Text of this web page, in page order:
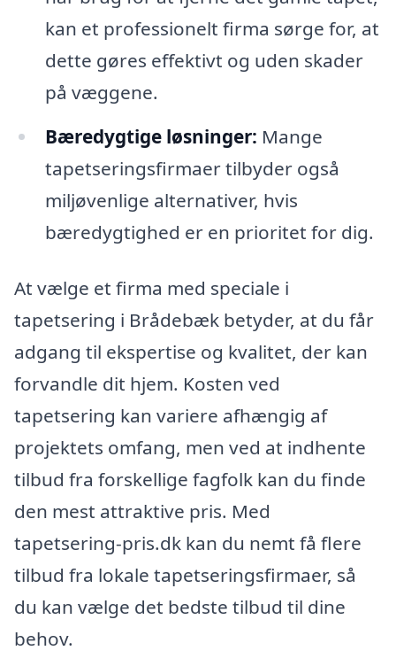
kan et professionelt firma sørge for, at
dette gøres effektivt og uden skader
på væggene.
Bæredygtige løsninger: Mange
tapetseringsfirmaer tilbyder også
miljøvenlige alternativer, hvis
bæredygtighed er en prioritet for dig.
At vælge et firma med speciale i
tapetsering i Brådebæk betyder, at du får
adgang til ekspertise og kvalitet, der kan
forvandle dit hjem. Kosten ved
tapetsering kan variere afhængig af
projektets omfang, men ved at indhente
tilbud fra forskellige fagfolk kan du finde
den mest attraktive pris. Med
tapetsering-pris.dk kan du nemt få flere
tilbud fra lokale tapetseringsfirmaer, så
du kan vælge det bedste tilbud til dine
behov.